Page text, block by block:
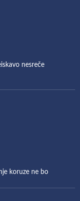
nesreče
koruze ne bo